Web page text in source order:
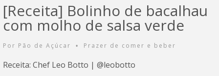
[Receita] Bolinho de bacalhau
com molho de salsa verde
Por Pão de Açúcar • Prazer de comer e beber
Receita: Chef Leo Botto | @leobotto